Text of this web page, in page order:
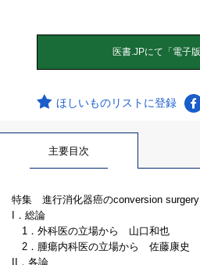
ほしいものリストに登録
主要目次
特集 進行消化器癌のconversion surgery
I．総論
1．外科医の立場から 山口和也
2．腫瘍内科医の立場から 佐藤康史
II．各論